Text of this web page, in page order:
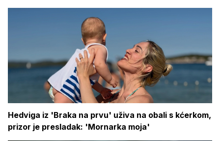
Hedviga iz 'Braka na prvu' uživa na obali s kćerkom,
prizor je presladak: 'Mornarka moja'